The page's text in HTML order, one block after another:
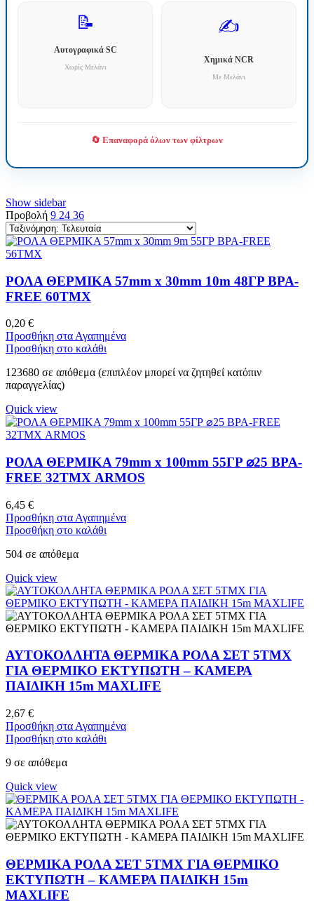
📝
Αυτογραφικά SC
Χωρίς Μελάνι
✍️
Χημικά NCR
Με Μελάνι
🔄 Επαναφορά όλων των φίλτρων
Show sidebar
Προβολή 9 24 36
ΡΟΛΑ ΘΕΡΜΙΚΑ 57mm x 30mm 10m 48ΓΡ BPA-
FREE 60ΤΜΧ
0,20 €
Προσθήκη στα Αγαπημένα
Προσθήκη στο καλάθι
123680 σε απόθεμα (επιπλέον μπορεί να ζητηθεί κατόπιν
παραγγελίας)
Quick view
ΡΟΛΑ ΘΕΡΜΙΚΑ 79mm x 100mm 55ΓΡ ⌀25 BPA-
FREE 32ΤΜΧ ARMOS
6,45 €
Προσθήκη στα Αγαπημένα
Προσθήκη στο καλάθι
504 σε απόθεμα
Quick view
ΑΥΤΟΚΟΛΛΗΤΑ ΘΕΡΜΙΚΑ ΡΟΛΑ ΣΕΤ 5ΤΜΧ
ΓΙΑ ΘΕΡΜΙΚΟ ΕΚΤΥΠΩΤΗ – ΚΑΜΕΡΑ
ΠΑΙΔΙΚΗ 15m MAXLIFE
2,67 €
Προσθήκη στα Αγαπημένα
Προσθήκη στο καλάθι
9 σε απόθεμα
Quick view
ΘΕΡΜΙΚΑ ΡΟΛΑ ΣΕΤ 5ΤΜΧ ΓΙΑ ΘΕΡΜΙΚΟ
ΕΚΤΥΠΩΤΗ – ΚΑΜΕΡΑ ΠΑΙΔΙΚΗ 15m
MAXLIFE